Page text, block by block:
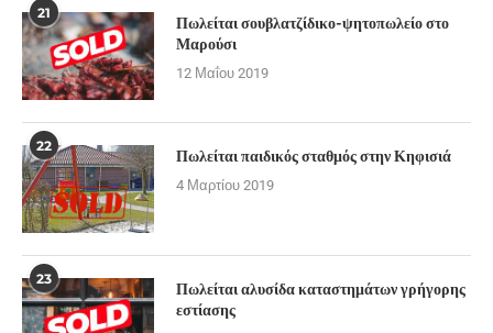
21
Πωλείται σουβλατζίδικο-ψητοπωλείο στο
Μαρούσι
12 Μαΐου 2019
22 Πωλείται παιδικός σταθμός στην Κηφισιά
4 Μαρτίου 2019
23
Πωλείται αλυσίδα καταστημάτων γρήγορης
εστίασης